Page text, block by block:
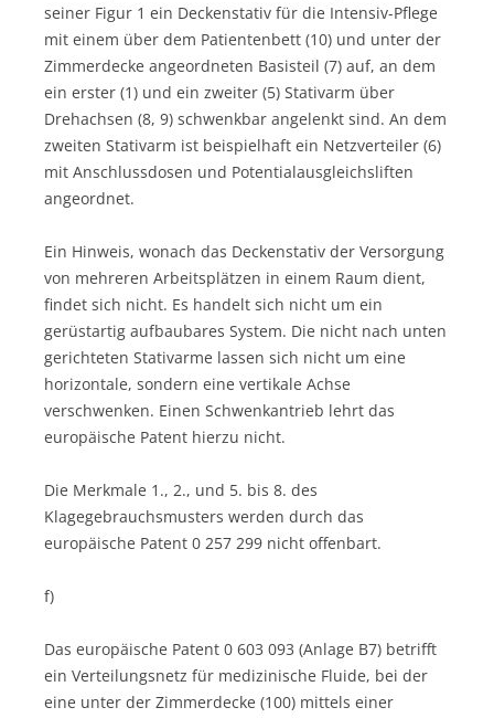
seiner Figur 1 ein Deckenstativ für die Intensiv-Pflege
mit einem über dem Patientenbett (10) und unter der
Zimmerdecke angeordneten Basisteil (7) auf, an dem
ein erster (1) und ein zweiter (5) Stativarm über
Drehachsen (8, 9) schwenkbar angelenkt sind. An dem
zweiten Stativarm ist beispielhaft ein Netzverteiler (6)
mit Anschlussdosen und Potentialausgleichsliften
angeordnet.
Ein Hinweis, wonach das Deckenstativ der Versorgung
von mehreren Arbeitsplätzen in einem Raum dient,
findet sich nicht. Es handelt sich nicht um ein
gerüstartig aufbaubares System. Die nicht nach unten
gerichteten Stativarme lassen sich nicht um eine
horizontale, sondern eine vertikale Achse
verschwenken. Einen Schwenkantrieb lehrt das
europäische Patent hierzu nicht.
Die Merkmale 1., 2., und 5. bis 8. des
Klagegebrauchsmusters werden durch das
europäische Patent 0 257 299 nicht offenbart.
f)
Das europäische Patent 0 603 093 (Anlage B7) betrifft
ein Verteilungsnetz für medizinische Fluide, bei der
eine unter der Zimmerdecke (100) mittels einer